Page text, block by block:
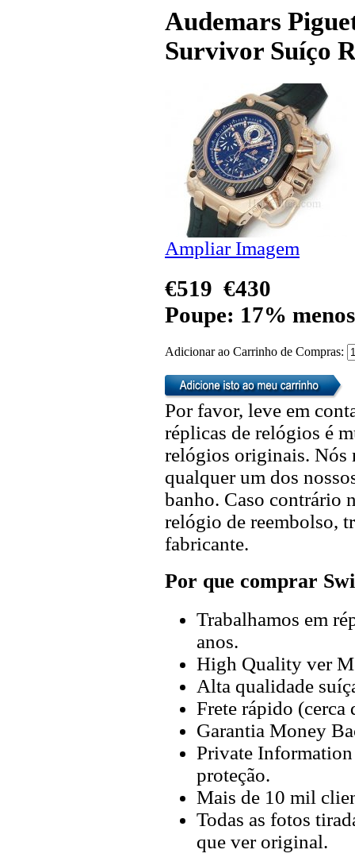
Audemars
Survivor Suíço
Ampliar Imagem
€519 €430
Poupe: 17% menos
Adicionar ao Carrinho de Compras:
Por favor, leve em
réplicas de relógios é
relógios originais. Nós
qualquer um dos
banho. Caso contrário
relógio de reembolso,
fabricante.
Por que comprar
Trabalhamos em
anos.
High Quality ver
Alta qualidade
Frete rápido (cerca
Garantia Money
Private
proteção.
Mais de 10 mil
Todas as fotos
que ver original.